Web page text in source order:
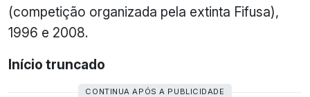
(competição organizada pela extinta Fifusa),
1996 e 2008.
Início truncado
CONTINUA APÓS A PUBLICIDADE